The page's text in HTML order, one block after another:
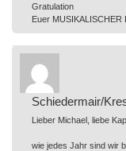
Gratulation
Euer MUSIKALISCHER
Schiedermair/
Lieber Michael, liebe
wie jedes Jahr sind wir